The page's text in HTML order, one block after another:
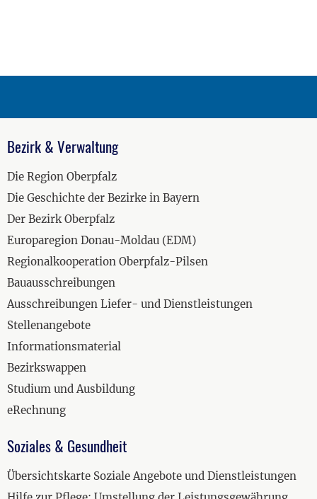
Bezirk & Verwaltung
Die Region Oberpfalz
Die Geschichte der Bezirke in Bayern
Der Bezirk Oberpfalz
Europaregion Donau-Moldau (EDM)
Regionalkooperation Oberpfalz-Pilsen
Bauausschreibungen
Ausschreibungen Liefer- und Dienstleistungen
Stellenangebote
Informationsmaterial
Bezirkswappen
Studium und Ausbildung
eRechnung
Soziales & Gesundheit
Übersichtskarte Soziale Angebote und Dienstleistungen